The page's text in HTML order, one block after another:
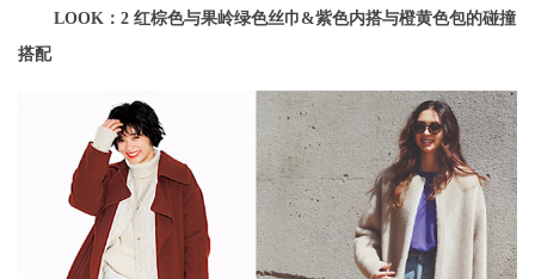
LOOK：2 红棕色与果岭绿色丝巾&紫色内搭与橙黄色包的碰撞
搭配